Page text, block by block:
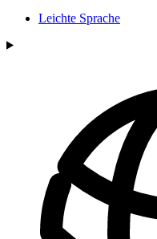
Leichte Sprache